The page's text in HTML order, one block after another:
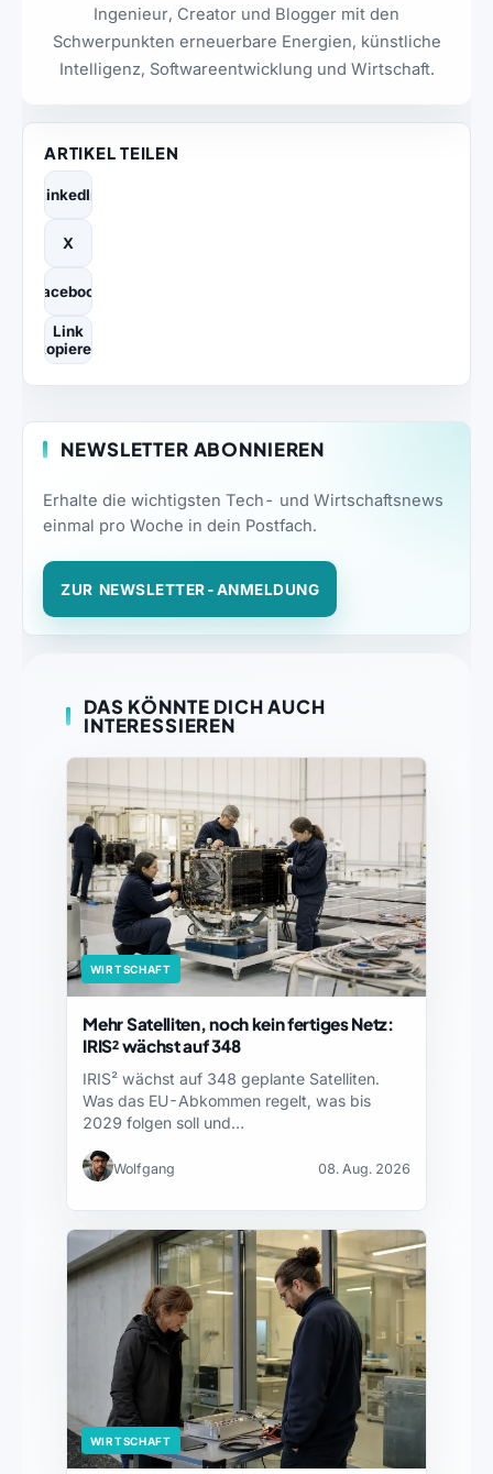
Ingenieur, Creator und Blogger mit den
Schwerpunkten erneuerbare Energien, künstliche
Intelligenz, Softwareentwicklung und Wirtschaft.
ARTIKEL TEILEN
LinkedIn
X
Facebook
Link
kopieren
NEWSLETTER ABONNIEREN
Erhalte die wichtigsten Tech- und Wirtschaftsnews
einmal pro Woche in dein Postfach.
ZUR NEWSLETTER-ANMELDUNG
DAS KÖNNTE DICH AUCH
INTERESSIEREN
WIRTSCHAFT
Mehr Satelliten, noch kein fertiges Netz:
IRIS² wächst auf 348
IRIS² wächst auf 348 geplante Satelliten.
Was das EU-Abkommen regelt, was bis
2029 folgen soll und…
Wolfgang 08. Aug. 2026
WIRTSCHAFT